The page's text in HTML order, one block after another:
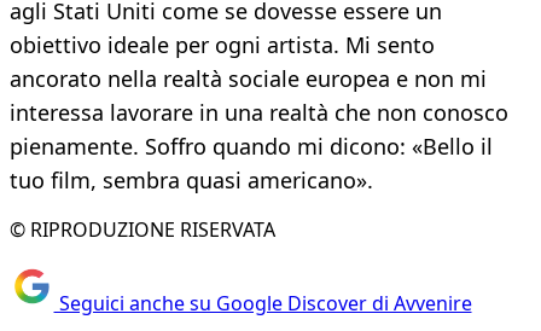
agli Stati Uniti come se dovesse essere un
obiettivo ideale per ogni artista. Mi sento
ancorato nella realtà sociale europea e non mi
interessa lavorare in una realtà che non conosco
pienamente. Soffro quando mi dicono: «Bello il
tuo film, sembra quasi americano».
© RIPRODUZIONE RISERVATA
Seguici anche su Google Discover di Avvenire